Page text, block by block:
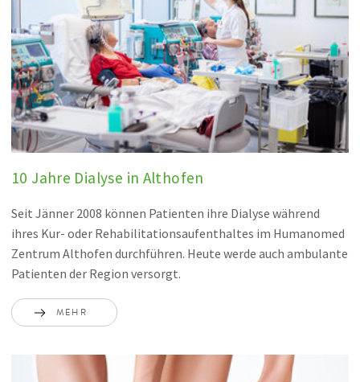
10 Jahre Dialyse in Althofen
Seit Jänner 2008 können Patienten ihre Dialyse während
ihres Kur- oder Rehabilitationsaufenthaltes im Humanomed
Zentrum Althofen durchführen. Heute werde auch ambulante
Patienten der Region versorgt.
MEHR